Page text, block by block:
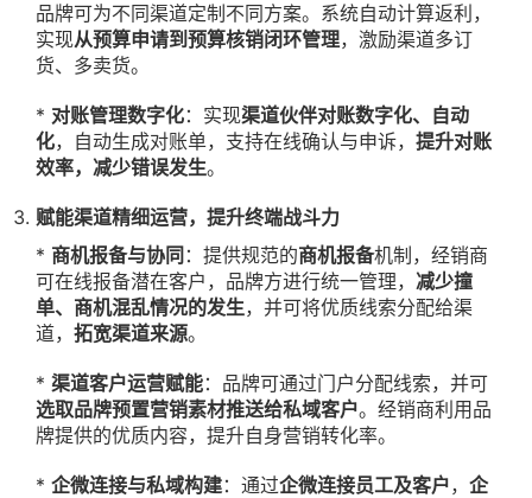
品牌可为不同渠道定制不同方案。系统自动计算返利，
实现从预算申请到预算核销闭环管理，激励渠道多订
货、多卖货。
* 对账管理数字化：实现渠道伙伴对账数字化、自动
化，自动生成对账单，支持在线确认与申诉， 提升对账
效率，减少错误发生。
赋能渠道精细运营，提升终端战斗力
* 商机报备与协同 ：提供规范的商机报备机制，经销商
可在线报备潜在客户，品牌方进行统一管理， 减少撞
单、商机混乱情况的发生，并可将优质线索分配给渠
道， 拓宽渠道来源。
* 渠道客户运营赋能：品牌可通过门户分配线索，并可
选取品牌预置营销素材推送给私域客户。经销商利用品
牌提供的优质内容，提升自身营销转化率。
* 企微连接与私域构建：通过企微连接员工及客户， 企